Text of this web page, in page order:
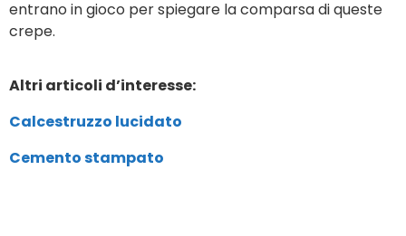
entrano in gioco per spiegare la comparsa di queste
crepe.
Altri articoli d’interesse:
Calcestruzzo lucidato
Cemento stampato